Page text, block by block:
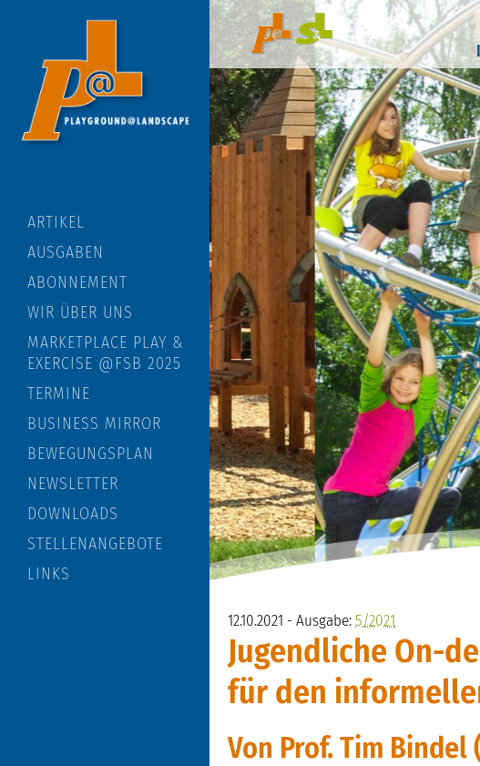
ARTIKEL
AUSGABEN
ABONNEMENT
WIR ÜBER UNS
MARKETPLACE PLAY &
EXERCISE @FSB 2025
TERMINE
BUSINESS MIRROR
BEWEGUNGSPLAN
NEWSLETTER
DOWNLOADS
STELLENANGEBOTE
LINKS
12.10.2021 - Ausgabe:5/2021
Jugendliche On-
für den
Von Prof. Tim